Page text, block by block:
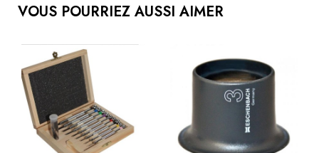
VOUS POURRIEZ AUSSI AIMER